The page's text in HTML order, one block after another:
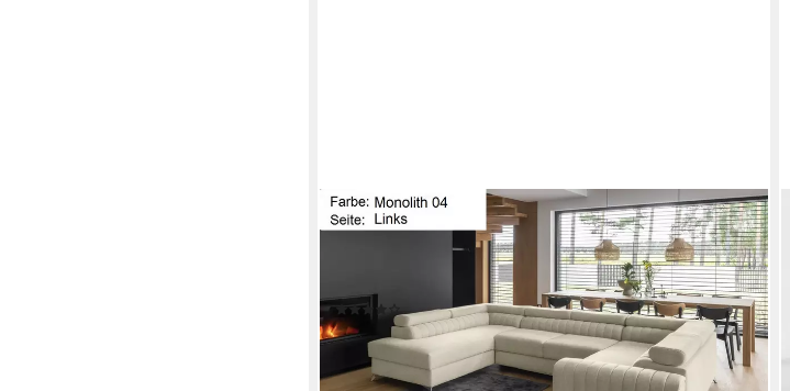
LUKAS MÖBEL
Wohnlandschaft Wohnlandschaft Linus mit Schlaffunktion
Bettkasten XXL-Sofa in U-Form, mit verstellbaren
(15)
1.699,00 € UVP1.799,00 €
lieferbar in 6 Wochen